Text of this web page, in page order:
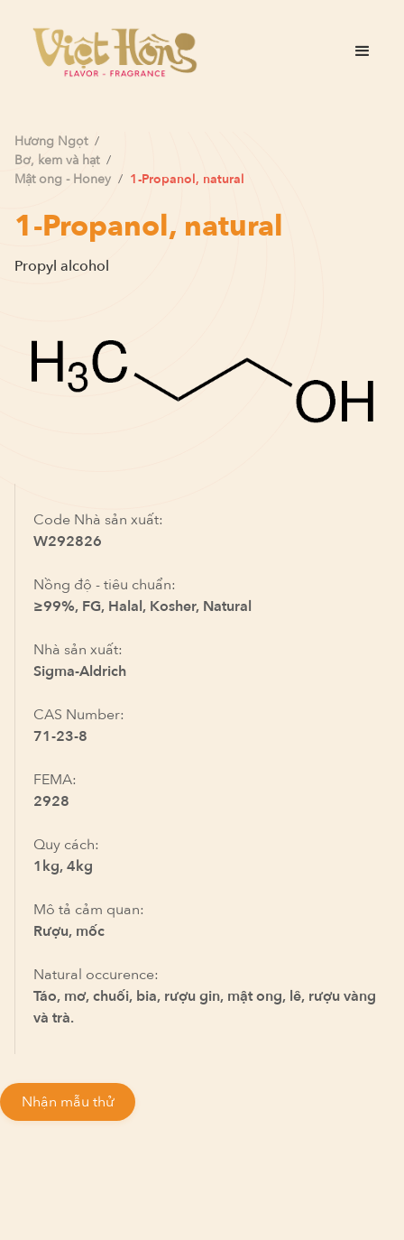
Hương Ngọt /
Bơ, kem và hạt /
Mật ong - Honey / 1-Propanol, natural
1-Propanol, natural
Propyl alcohol
Code Nhà sản xuất:
W292826
Nồng độ - tiêu chuẩn:
≥99%, FG, Halal, Kosher, Natural
Nhà sản xuất:
Sigma-Aldrich
CAS Number:
71-23-8
FEMA:
2928
Quy cách:
1kg, 4kg
Mô tả cảm quan:
Rượu, mốc
Natural occurence:
Táo, mơ, chuối, bia, rượu gin, mật ong, lê, rượu vàng
và trà.
Nhận mẫu thử